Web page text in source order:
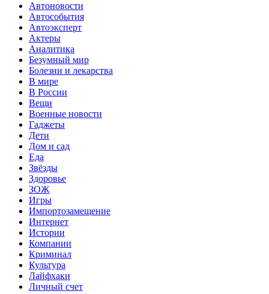
Автоновости
Автособытия
Автоэксперт
Актеры
Аналитика
Безумный мир
Болезни и лекарства
В мире
В России
Вещи
Военные новости
Гаджеты
Дети
Дом и сад
Еда
Звёзды
Здоровье
ЗОЖ
Игры
Импортозамещение
Интернет
Истории
Компании
Криминал
Культура
Лайфхаки
Личный счет